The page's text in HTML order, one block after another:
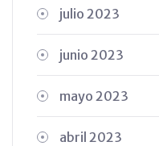
julio 2023
junio 2023
mayo 2023
abril 2023